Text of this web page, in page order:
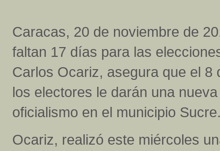
Caracas, 20 de noviembre de
faltan 17 días para las
Carlos Ocariz, asegura que el 8
los electores le darán una
oficialismo en el municipio
Ocariz, realizó este miércoles